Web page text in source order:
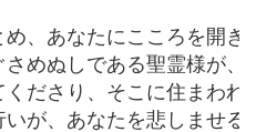
、あなたにこころを開き
めぬしである聖霊様が、
ださり、そこに住まわれ
が、あなたを悲しませる